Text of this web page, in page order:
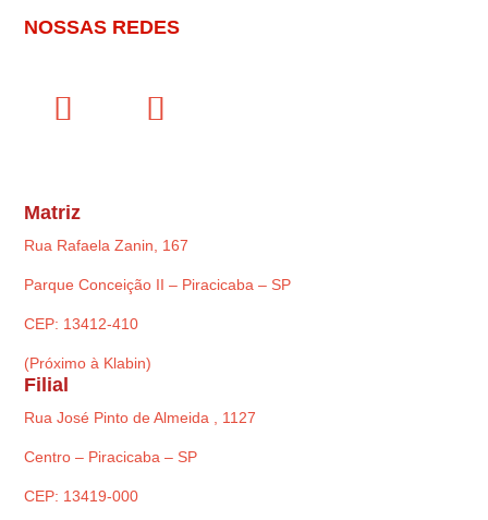
NOSSAS REDES
Matriz
Rua Rafaela Zanin, 167
Parque Conceição II – Piracicaba – SP
CEP: 13412-410
(Próximo à Klabin)
Filial
Rua José Pinto de Almeida , 1127
Centro – Piracicaba – SP
CEP: 13419-000